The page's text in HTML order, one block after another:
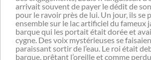
arrivait souvent de payer le dédit de
pour le ravoir près de lui. Un jour, ils se
ensemble sur le lac artificiel du fameux
barque qui les portait était dorée et
cygne. Des voix mystérieuses se
paraissant sortir de l’eau. Le roi était
barque, prêtant l’oreille et comme